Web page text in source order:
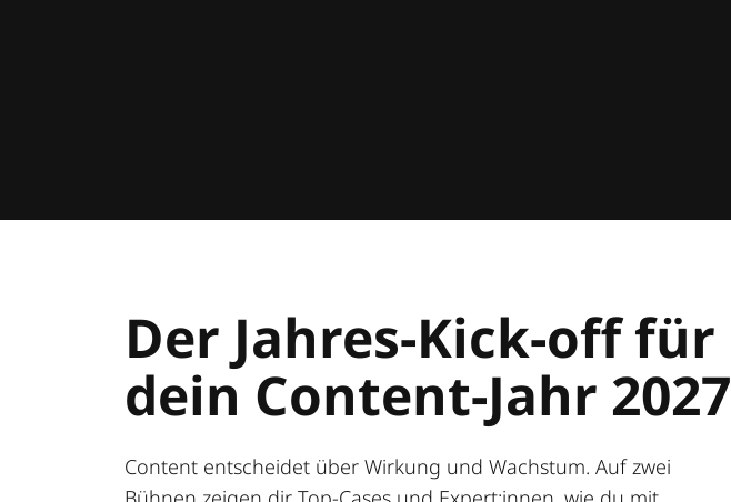
Der Jahres-Kick-off für
dein Content-Jahr 2027
Content entscheidet über Wirkung und Wachstum. Auf zwei